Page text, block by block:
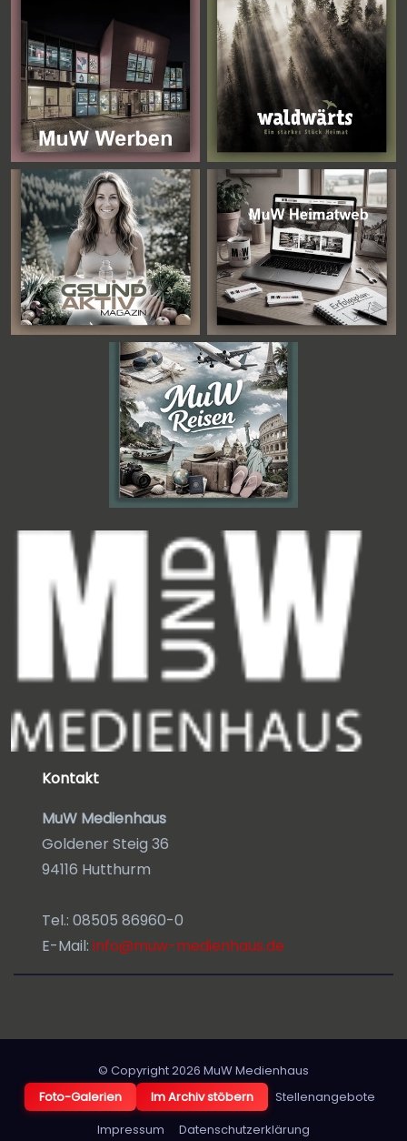
Kontakt
MuW Medienhaus
Goldener Steig 36
94116 Hutthurm
Tel.: 08505 86960-0
E-Mail: info@muw-medienhaus.de
© Copyright 2026 MuW Medienhaus
Foto-Galerien
Im Archiv stöbern
Stellenangebote
Impressum
Datenschutzerklärung